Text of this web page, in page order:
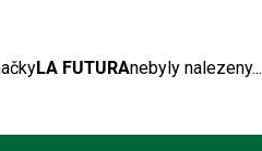
LA FUTURAnebyly nalezeny...